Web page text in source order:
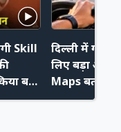
Skill
बड़ा
दिल्ली में गाड़ी
लिए बड़ा
Maps
का खतरा